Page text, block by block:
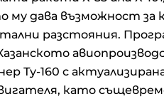
му дава възможност за
разстояния.
Ту-160 с
като